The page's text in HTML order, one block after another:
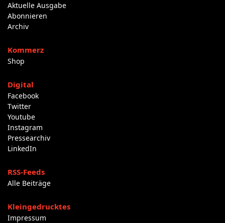
Aktuelle Ausgabe
Abonnieren
Archiv
Kommerz
Shop
Digital
Facebook
Twitter
Youtube
Instagram
Pressearchiv
LinkedIn
RSS-Feeds
Alle Beiträge
Kleingedrucktes
Impressum